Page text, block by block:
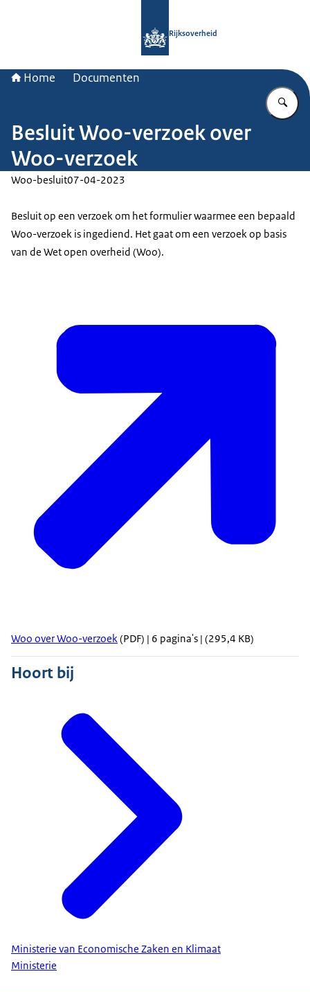
Rijksoverheid
Home Documenten
Besluit Woo-verzoek over
Woo-verzoek
Woo-besluit07-04-2023
Besluit op een verzoek om het formulier waarmee een bepaald
Woo-verzoek is ingediend. Het gaat om een verzoek op basis
van de Wet open overheid (Woo).
Woo over Woo-verzoek(PDF) | 6 pagina's | (295,4 KB)
Hoort bij
Ministerie van Economische Zaken en Klimaat
Ministerie